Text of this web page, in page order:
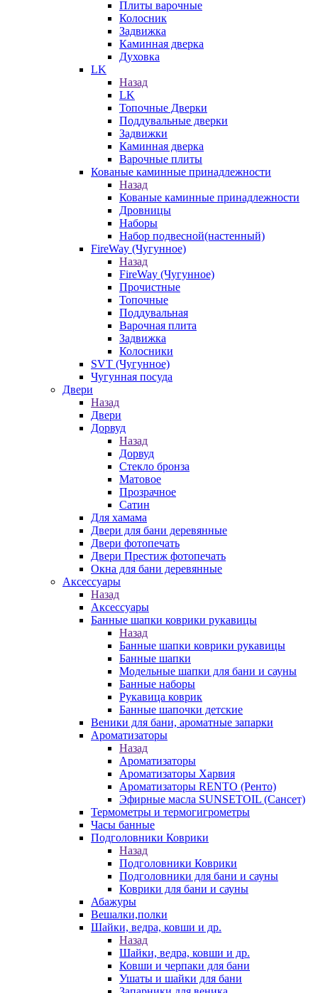
Плиты варочные
Колосник
Задвижка
Каминная дверка
Духовка
LK
Назад
LK
Топочные Дверки
Поддувальные дверки
Задвижки
Каминная дверка
Варочные плиты
Кованые каминные принадлежности
Назад
Кованые каминные принадлежности
Дровницы
Наборы
Набор подвесной(настенный)
FireWay (Чугунное)
Назад
FireWay (Чугунное)
Прочистные
Топочные
Поддувальная
Варочная плита
Задвижка
Колосники
SVT (Чугунное)
Чугунная посуда
Двери
Назад
Двери
Дорвуд
Назад
Дорвуд
Стекло бронза
Матовое
Прозрачное
Сатин
Для хамама
Двери для бани деревянные
Двери фотопечать
Двери Престиж фотопечать
Окна для бани деревянные
Аксессуары
Назад
Аксессуары
Банные шапки коврики рукавицы
Назад
Банные шапки коврики рукавицы
Банные шапки
Модельные шапки для бани и сауны
Банные наборы
Рукавица коврик
Банные шапочки детские
Веники для бани, ароматные запарки
Ароматизаторы
Назад
Ароматизаторы
Ароматизаторы Харвия
Ароматизаторы RENTO (Ренто)
Эфирные масла SUNSETOIL (Сансет)
Термометры и термогигрометры
Часы банные
Подголовники Коврики
Назад
Подголовники Коврики
Подголовники для бани и сауны
Коврики для бани и сауны
Абажуры
Вешалки,полки
Шайки, ведра, ковши и др.
Назад
Шайки, ведра, ковши и др.
Ковши и черпаки для бани
Ушаты и шайки для бани